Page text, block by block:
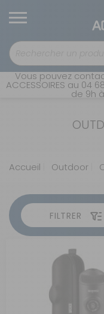
Vous pouvez
ACCESSOIRES au 04
de 9h
Accueil Outdoor
FILTRER